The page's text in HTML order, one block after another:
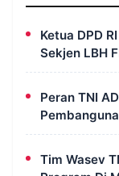
Ketua DPD
Sekjen LBH
Geopolitik
Peran TNI
Dikerjakan
Tim Wasev